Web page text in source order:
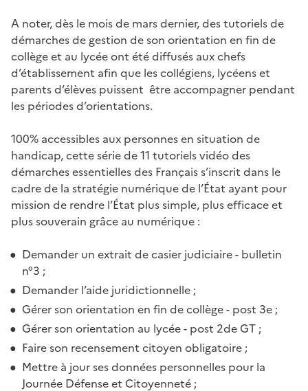
A noter, dès le mois de mars dernier, des tutoriels de
démarches de gestion de son orientation en fin de
collège et au lycée ont été diffusés aux chefs
d’établissement afin que les collégiens, lycéens et
parents d’élèves puissent être accompagner pendant
les périodes d’orientations.
100% accessibles aux personnes en situation de
handicap, cette série de 11 tutoriels vidéo des
démarches essentielles des Français s’inscrit dans le
cadre de la stratégie numérique de l’État ayant pour
mission de rendre l’État plus simple, plus efficace et
plus souverain grâce au numérique :
Demander un extrait de casier judiciaire - bulletin
n°3 ;
Demander l’aide juridictionnelle ;
Gérer son orientation en fin de collège - post 3e ;
Gérer son orientation au lycée - post 2de GT ;
Faire son recensement citoyen obligatoire ;
Mettre à jour ses données personnelles pour la
Journée Défense et Citoyenneté ;